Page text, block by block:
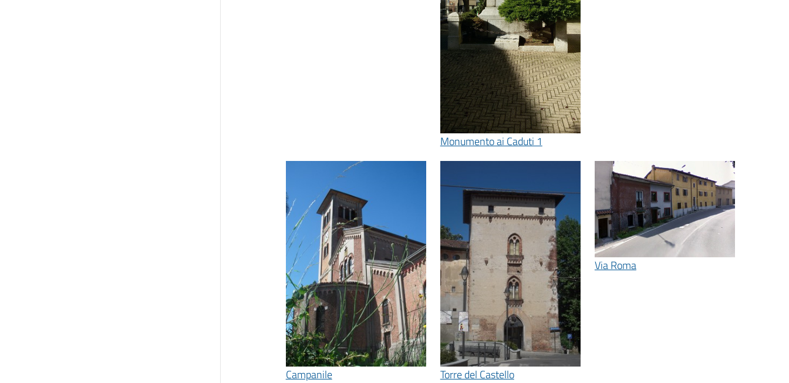
Monumento ai Caduti 1
Campanile Torre del Castello
Via Roma